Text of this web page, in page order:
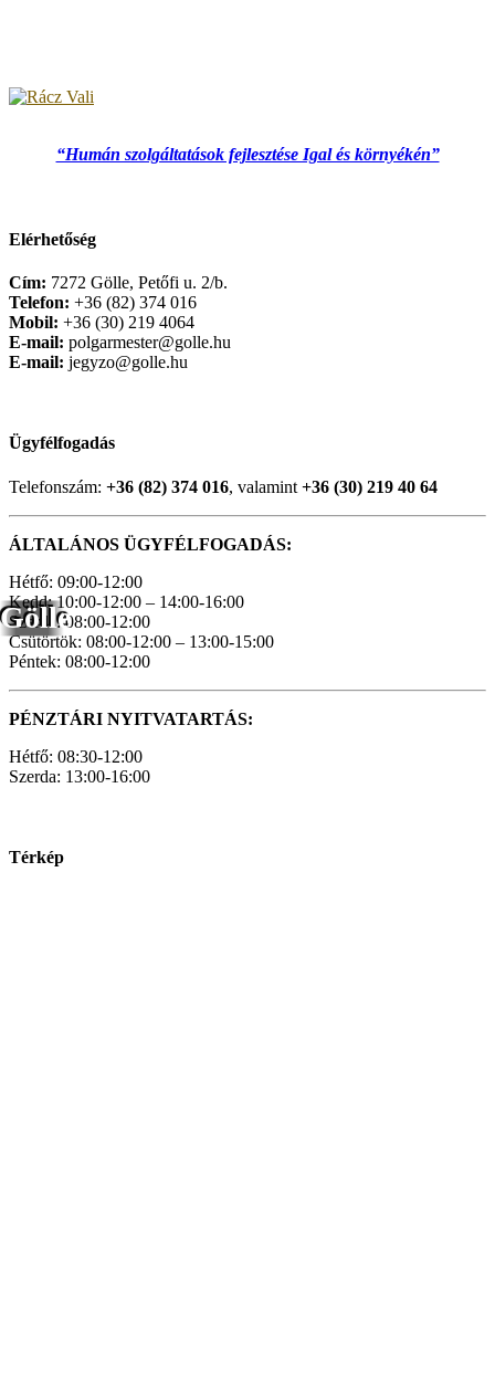
Gölle
“Humán szolgáltatások fejlesztése Igal és környékén”
Elérhetőség
Cím: 7272 Gölle, Petőfi u. 2/b.
Telefon: +36 (82) 374 016
Mobil: +36 (30) 219 4064
E-mail: polgarmester@golle.hu
E-mail: jegyzo@golle.hu
Ügyfélfogadás
Telefonszám: +36 (82) 374 016, valamint +36 (30) 219 40 64
ÁLTALÁNOS ÜGYFÉLFOGADÁS:
Hétfő: 09:00-12:00
Kedd: 10:00-12:00 – 14:00-16:00
Szerda: 08:00-12:00
Csütörtök: 08:00-12:00 – 13:00-15:00
Péntek: 08:00-12:00
PÉNZTÁRI NYITVATARTÁS:
Hétfő: 08:30-12:00
Szerda: 13:00-16:00
Térkép